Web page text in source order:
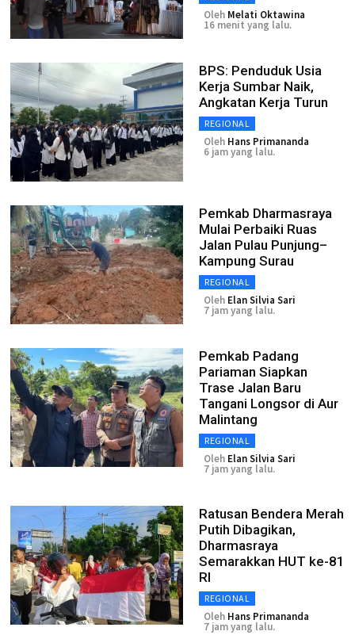
Oleh Melati Oktawina
16 menit yang lalu.
BPS: Penduduk Usia
Kerja Sumbar Naik,
Angkatan Kerja Turun
REGIONAL
Oleh Hans Primananda
6 jam yang lalu.
Pemkab Dharmasraya
Mulai Perbaiki Ruas
Jalan Pulau Punjung–
Kampung Surau
REGIONAL
Oleh Elan Silvia Sari
7 jam yang lalu.
Pemkab Padang
Pariaman Siapkan
Trase Jalan Baru
Tangani Longsor di Aur
Malintang
REGIONAL
Oleh Elan Silvia Sari
7 jam yang lalu.
Ratusan Bendera Merah
Putih Dibagikan,
Dharmasraya
Semarakkan HUT ke-81
RI
REGIONAL
Oleh Hans Primananda
7 jam yang lalu.